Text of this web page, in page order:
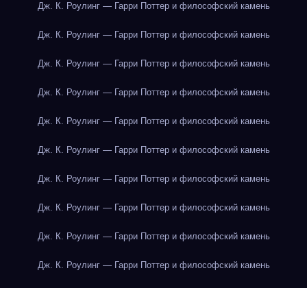
Дж. К. Роулинг — Гарри Поттер и философский камень
Дж. К. Роулинг — Гарри Поттер и философский камень
Дж. К. Роулинг — Гарри Поттер и философский камень
Дж. К. Роулинг — Гарри Поттер и философский камень
Дж. К. Роулинг — Гарри Поттер и философский камень
Дж. К. Роулинг — Гарри Поттер и философский камень
Дж. К. Роулинг — Гарри Поттер и философский камень
Дж. К. Роулинг — Гарри Поттер и философский камень
Дж. К. Роулинг — Гарри Поттер и философский камень
Дж. К. Роулинг — Гарри Поттер и философский камень